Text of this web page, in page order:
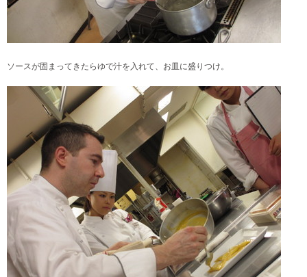
ソースが固まってきたらゆで汁を入れて、お皿に盛りつけ。